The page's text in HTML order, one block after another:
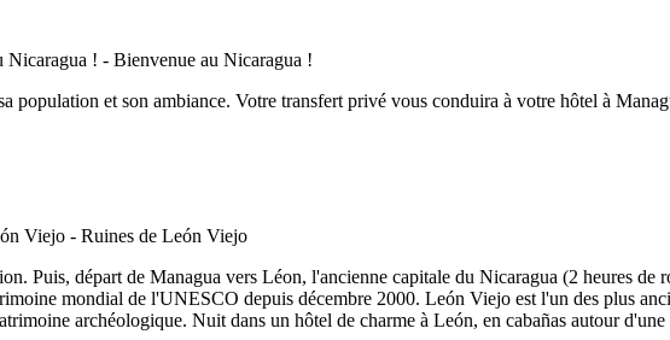
population et son ambiance. Votre transfert privé vous conduira à votre hôtel à
Puis, départ de Managua vers Léon, l'ancienne capitale du Nicaragua (2 heures
mondial de l'UNESCO depuis décembre 2000. León Viejo est l'un des plus
archéologique. Nuit dans un hôtel de charme à León, en cabañas autour d'une